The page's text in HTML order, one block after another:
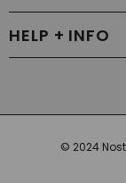
HELP + INFO
© 2024